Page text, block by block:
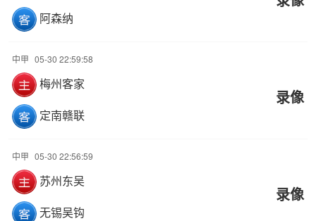
阿森纳
中甲 05-30 22:59:58
梅州客家
定南赣联
录像
中甲 05-30 22:56:59
苏州东吴
无锡吴钩
录像